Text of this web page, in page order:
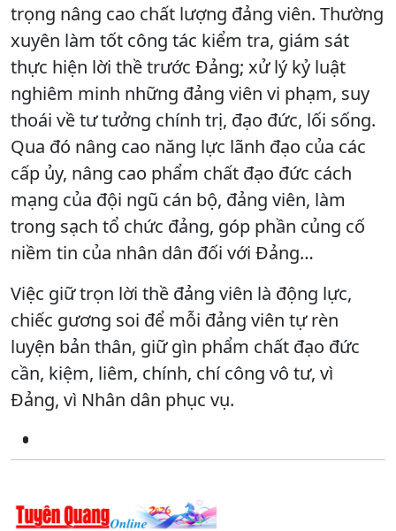
trọng nâng cao chất lượng đảng viên. Thường
xuyên làm tốt công tác kiểm tra, giám sát
thực hiện lời thề trước Đảng; xử lý kỷ luật
nghiêm minh những đảng viên vi phạm, suy
thoái về tư tưởng chính trị, đạo đức, lối sống.
Qua đó nâng cao năng lực lãnh đạo của các
cấp ủy, nâng cao phẩm chất đạo đức cách
mạng của đội ngũ cán bộ, đảng viên, làm
trong sạch tổ chức đảng, góp phần củng cố
niềm tin của nhân dân đối với Đảng…
Việc giữ trọn lời thề đảng viên là động lực,
chiếc gương soi để mỗi đảng viên tự rèn
luyện bản thân, giữ gìn phẩm chất đạo đức
cần, kiệm, liêm, chính, chí công vô tư, vì
Đảng, vì Nhân dân phục vụ.